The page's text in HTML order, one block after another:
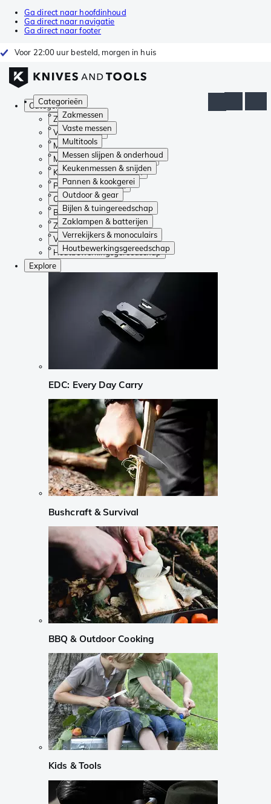
Ga direct naar hoofdinhoud
Ga direct naar navigatie
Ga direct naar footer
Voor 22:00 uur besteld, morgen in huis
Categorieën
Zakmessen
Vaste messen
Multitools
Messen slijpen & onderhoud
Keukenmessen & snijden
Pannen & kookgerei
Outdoor & gear
Bijlen & tuingereedschap
Zaklampen & batterijen
Verrekijkers & monoculairs
Houtbewerkingsgereedschap
Categorieën
Zakmessen
Vaste messen
Multitools
Messen slijpen & onderhoud
Keukenmessen & snijden
Pannen & kookgerei
Outdoor & gear
Bijlen & tuingereedschap
Zaklampen & batterijen
Verrekijkers & monoculairs
Houtbewerkingsgereedschap
Explore
EDC: Every Day Carry
Bushcraft & Survival
BBQ & Outdoor Cooking
Kids & Tools